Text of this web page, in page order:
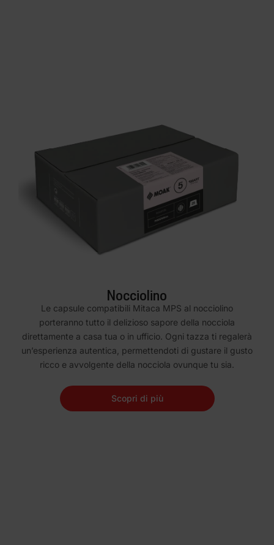
Nocciolino
Le capsule compatibili Mitaca MPS al nocciolino
porteranno tutto il delizioso sapore della nocciola
direttamente a casa tua o in ufficio. Ogni tazza ti regalerà
un’esperienza autentica, permettendoti di gustare il gusto
ricco e avvolgente della nocciola ovunque tu sia.
Scopri di più